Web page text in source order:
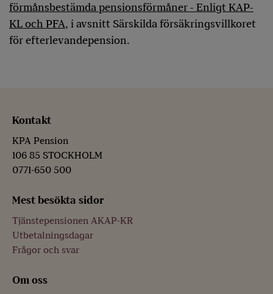
förmånsbestämda pensionsförmåner - Enligt KAP-
KL och PFA, i avsnitt Särskilda försäkringsvillkoret
för efterlevandepension.
Kontakt
KPA Pension
106 85 STOCKHOLM
0771-650 500
Mest besökta sidor
Tjänstepensionen AKAP-KR
Utbetalningsdagar
Frågor och svar
Om oss